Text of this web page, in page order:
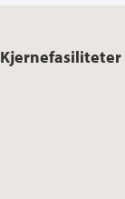
Kjernefasiliteter